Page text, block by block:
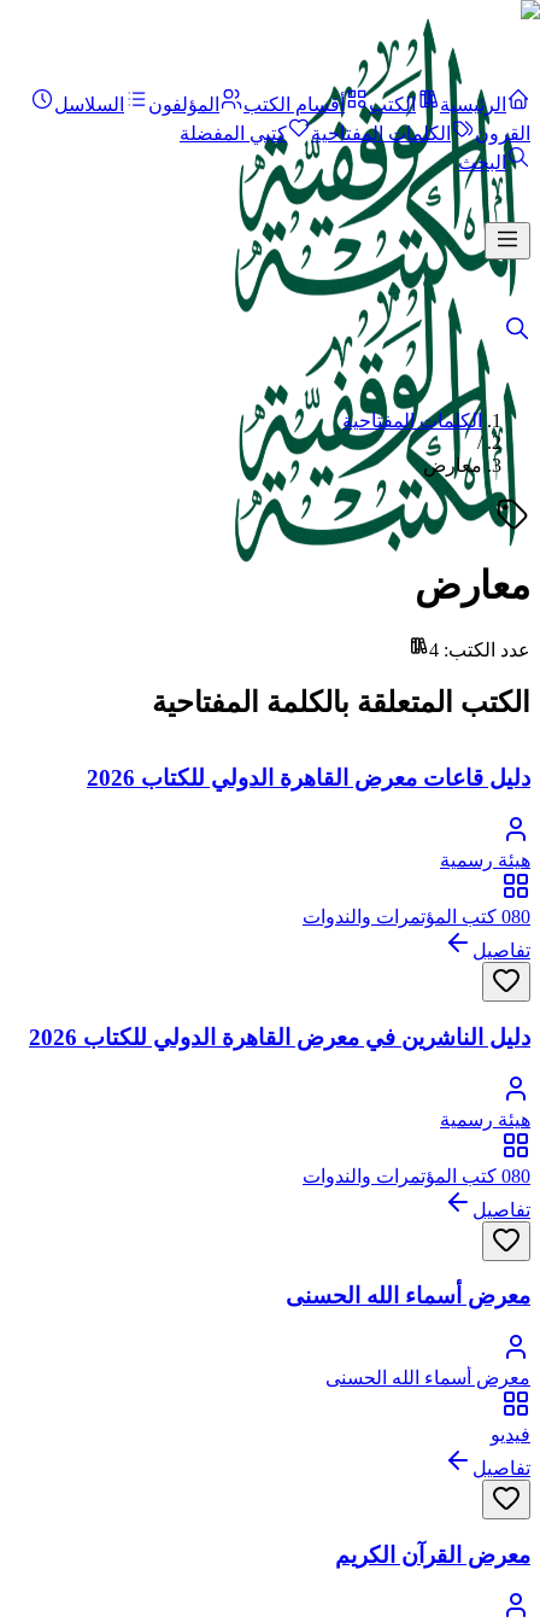
الرئيسية الكتب أقسام الكتب المؤلفون
السلاسل
القرون
الكلمات المفتاحية
كتبي المفضلة
البحث
الكلمات المفتاحية
/
معارض
معارض
عدد الكتب:
4
الكتب المتعلقة بالكلمة المفتاحية
دليل قاعات معرض القاهرة الدولي للكتاب 2026
هيئة رسمية
080 كتب المؤتمرات والندوات
تفاصيل
دليل الناشرين في معرض القاهرة الدولي للكتاب 2026
هيئة رسمية
080 كتب المؤتمرات والندوات
تفاصيل
معرض أسماء الله الحسنى
معرض أسماء الله الحسنى
فيديو
تفاصيل
معرض القرآن الكريم